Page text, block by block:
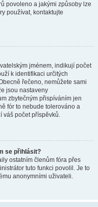
povoleno a jakými způsoby lze
používat, kontaktujte
jménem, indikují počet
k identifikaci určitých
řečeno, nemůžete sami
jsou nastaveny
zbytečným přispíváním jen
fór to nebude tolerováno a
váš počet příspěvků.
se přihlásit?
ostatním členům fóra přes
tuto funkci povolil. Je to
anonymními uživateli.